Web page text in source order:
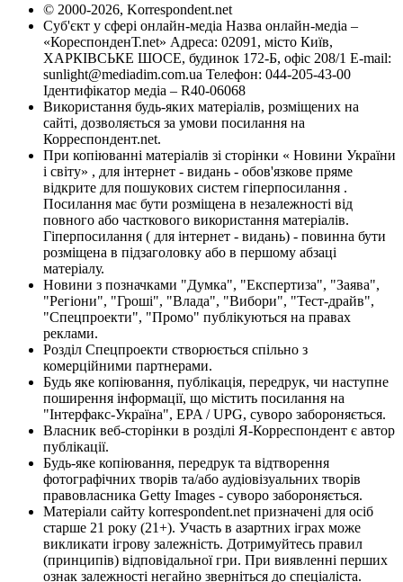
© 2000-2026, Korrespondent.net
Суб'єкт у сфері онлайн-медіа Назва онлайн-медіа –
«КореспонденТ.net» Адреса: 02091, місто Київ,
ХАРКІВСЬКЕ ШОСЕ, будинок 172-Б, офіс 208/1 E-mail:
sunlight@mediadim.com.ua Телефон: 044-205-43-00
Ідентифікатор медіа – R40-06068
Використання будь-яких матеріалів, розміщених на
сайті, дозволяється за умови посилання на
Корреспондент.net.
При копіюванні матеріалів зі сторінки « Новини України
і світу» , для інтернет - видань - обов'язкове пряме
відкрите для пошукових систем гіперпосилання .
Посилання має бути розміщена в незалежності від
повного або часткового використання матеріалів.
Гіперпосилання ( для інтернет - видань) - повинна бути
розміщена в підзаголовку або в першому абзаці
матеріалу.
Новини з позначками "Думка", "Експертиза", "Заява",
"Регіони", "Гроші", "Влада", "Вибори", "Тест-драйв",
"Спецпроекти", "Промо" публікуються на правах
реклами.
Розділ Спецпроекти створюється спільно з
комерційними партнерами.
Будь яке копіювання, публікація, передрук, чи наступне
поширення інформації, що містить посилання на
"Інтерфакс-Україна", EPA / UPG, суворо забороняється.
Власник веб-сторінки в розділі Я-Корреспондент є автор
публікації.
Будь-яке копіювання, передрук та відтворення
фотографічних творів та/або аудіовізуальних творів
правовласника Getty Images - суворо забороняється.
Матеріали сайту korrespondent.net призначені для осіб
старше 21 року (21+). Участь в азартних іграх може
викликати ігрову залежність. Дотримуйтесь правил
(принципів) відповідальної гри. При виявленні перших
ознак залежності негайно зверніться до спеціаліста.